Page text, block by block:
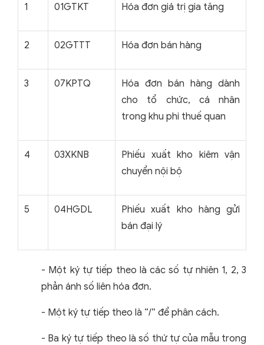
1 01GTKT Hóa đơn giá trị gia tăng
2 02GTTT Hóa đơn bán hàng
3 07KPTQ
Hóa đơn bán hàng dành
cho tổ chức, cá nhân
trong khu phi thuế quan
4 03XKNB
Phiếu xuất kho kiêm vận
chuyển nội bộ
5 04HGDL
Phiếu xuất kho hàng gửi
bán đại lý
- Một ký tự tiếp theo là các số tự nhiên 1, 2, 3
phản ánh số liên hóa đơn.
- Một ký tự tiếp theo là “/” để phân cách.
- Ba ký tự tiếp theo là số thứ tự của mẫu trong